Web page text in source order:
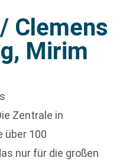
Clemens
Mirim
Zentrale in
über 100
nur für die großen